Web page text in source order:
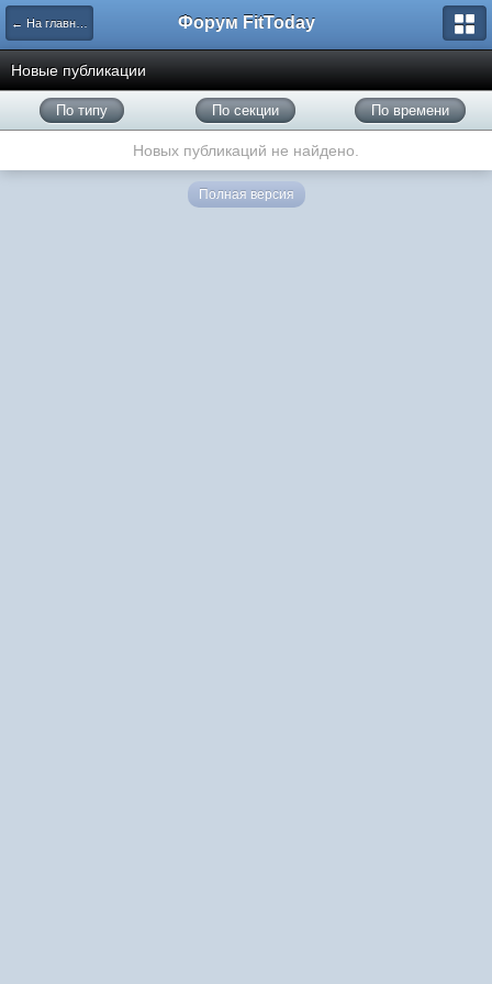
← На главную Форум FitToday
Новые публикации
По типу По секции По времени
Новых публикаций не найдено.
Полная версия